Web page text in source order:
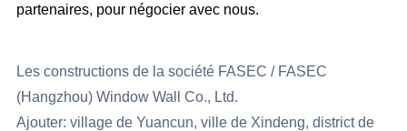
partenaires, pour négocier avec nous.
Les constructions de la société FASEC / FASEC
(Hangzhou) Window Wall Co., Ltd.
Ajouter: village de Yuancun, ville de Xindeng, district de